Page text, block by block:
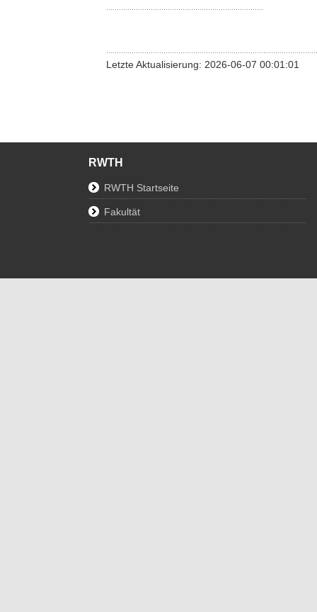
Letzte Aktualisierung: 2026-06-07 00:01:01
RWTH
RWTH Startseite
Fakultät